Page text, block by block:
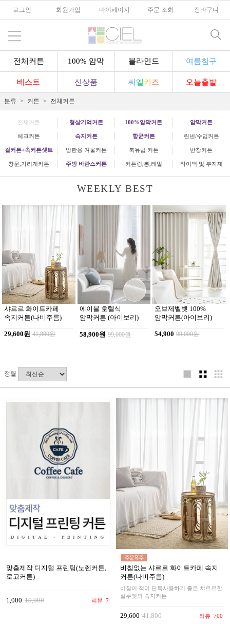
로그인 회원가입 마이페이지 주문 조회 장바구니
전체커튼 100% 암막 블라인드 여름침구
베스트 신상품 씨 엘키 즈 오늘출발
분류 커튼 전체커튼
전체커튼 형상기억커튼 100%암막커튼 암막커튼
체크커튼 속지커튼 항균커튼 린넨/수입커튼
겉커튼+속커튼셋트 방한용 겨울커튼 북유럽 커튼 반창커튼
창문,가리개커튼 주방 바란스커튼 커튼링,봉,레일 타이백 및 부자재
WEEKLY BEST
샤르르 화이트카페
속지커튼(나비주름)
29,600원 41,800원
에이블 호텔식
암막커튼 (아이보리)
58,900원 99,000원
오브제벨벳 100%
암막커튼(아이보리)
54,900 99,000원
정렬
맞춤제작 디지털 프린팅(노렌커튼,
로고커튼)
1,000 10,000 리뷰 7
비침없는 샤르르 화이트카페 속지
커튼(나비주름)
비침이 적어 단독사용하기 좋은 챠르르한
실루엣의 속지커튼
29,600 41,800 리뷰 700